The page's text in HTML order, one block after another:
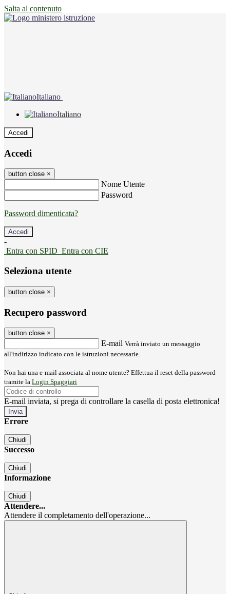
Salta al contenuto
Italiano
Italiano
Accedi
Accedi
button close ×
Nome Utente
Password
Password dimenticata?
-
Entra con SPID Entra con CIE
Seleziona utente
button close ×
Recupero password
button close ×
E-mail Verrà inviato un messaggio
all'indirizzo indicato con le istruzioni necessarie.
Non hai una e-mail associata al nome utente? Effettua il reset della password
tramite la Login Spaggiari
E-mail inviata, si prega di controllare la casella di posta elettronica!
Errore
Chiudi
Successo
Chiudi
Informazione
Chiudi
Attendere...
Attendere il completamento dell'operazione...